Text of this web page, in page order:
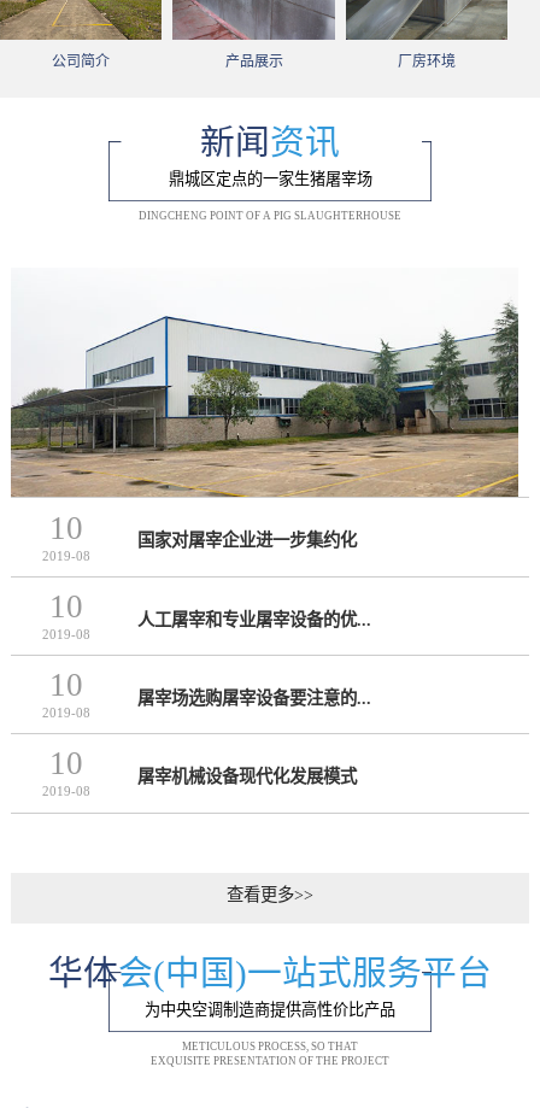
公司简介 产品展示 厂房环境
新闻资讯
鼎城区定点的一家生猪屠宰场
DINGCHENG POINT OF A PIG SLAUGHTERHOUSE
10
2019-08
国家对屠宰企业进一步集约化
10
2019-08
人工屠宰和专业屠宰设备的优...
10
2019-08
屠宰场选购屠宰设备要注意的...
10
2019-08
屠宰机械设备现代化发展模式
查看更多>>
华体会(中国)一站式服务平台
为中央空调制造商提供高性价比产品
METICULOUS PROCESS, SO THAT
EXQUISITE PRESENTATION OF THE PROJECT